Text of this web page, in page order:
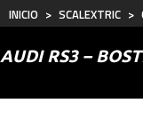
INICIO > SCALEXTRIC >
AUDI RS3 –